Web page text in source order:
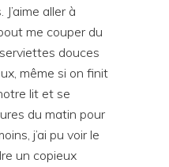
aller à
me couper du
douces
même si on finit
lit et se
du matin pour
j’ai pu voir le
un copieux